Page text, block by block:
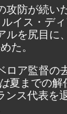
攻防が続い
イス・ディ
ルを尻目に
た。
ロア監督の
夏までの解
ンス代表を